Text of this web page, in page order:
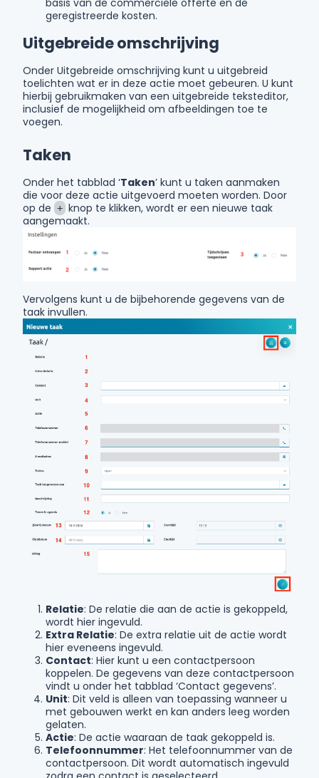
basis van de commerciële offerte en de
geregistreerde kosten.
Uitgebreide omschrijving
Onder Uitgebreide omschrijving kunt u uitgebreid
toelichten wat er in deze actie moet gebeuren. U kunt
hierbij gebruikmaken van een uitgebreide teksteditor,
inclusief de mogelijkheid om afbeeldingen toe te
voegen.
Taken
Onder het tabblad ‘Taken’ kunt u taken aanmaken
die voor deze actie uitgevoerd moeten worden. Door
op de + knop te klikken, wordt er een nieuwe taak
aangemaakt.
Vervolgens kunt u de bijbehorende gegevens van de
taak invullen.
Relatie: De relatie die aan de actie is gekoppeld,
wordt hier ingevuld.
Extra Relatie: De extra relatie uit de actie wordt
hier eveneens ingevuld.
Contact: Hier kunt u een contactpersoon
koppelen. De gegevens van deze contactpersoon
vindt u onder het tabblad ‘Contact gegevens’.
Unit: Dit veld is alleen van toepassing wanneer u
met gebouwen werkt en kan anders leeg worden
gelaten.
Actie: De actie waaraan de taak gekoppeld is.
Telefoonnummer: Het telefoonnummer van de
contactpersoon. Dit wordt automatisch ingevuld